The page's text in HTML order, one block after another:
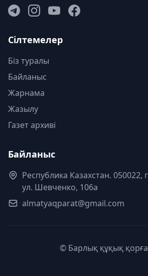
Сілтемелер
Біз туралы
Байланыс
Жарнама
Жазылу
Газет архиві
Байланыс
Республика Казахстан. 050022,
ул. Шевченко, 106а
almatyaqparat@gmail.com
© Барлық құқық